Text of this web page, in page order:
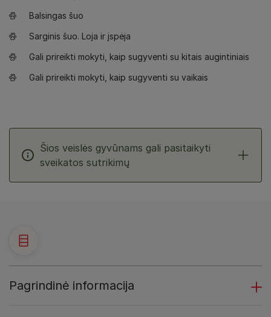
Balsingas šuo
Sarginis šuo. Loja ir įspėja
Gali prireikti mokyti, kaip sugyventi su kitais augintiniais
Gali prireikti mokyti, kaip sugyventi su vaikais
Šios veislės gyvūnams gali pasitaikyti
sveikatos sutrikimų
Pagrindinė informacija